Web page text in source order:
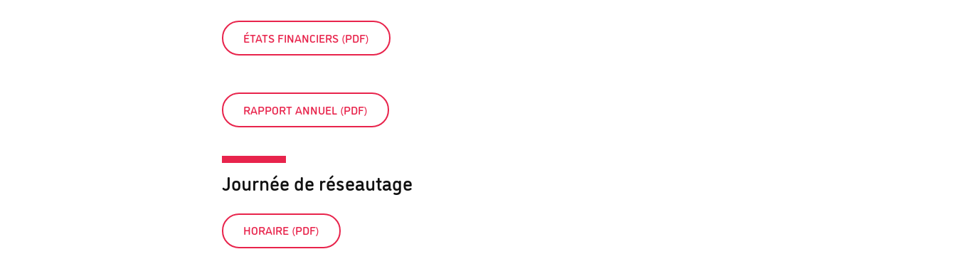
ÉTATS FINANCIERS (PDF)
RAPPORT ANNUEL (PDF)
Journée de réseautage
HORAIRE (PDF)